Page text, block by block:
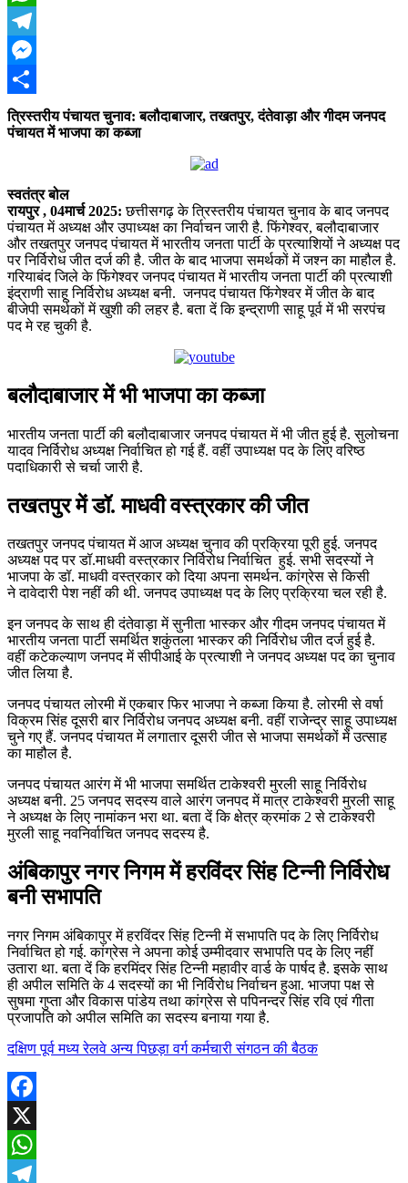
WhatsApp
Telegram
Messenger
Share
त्रिस्तरीय पंचायत चुनाव: बलौदाबाजार, तखतपुर, दंतेवाड़ा और गीदम जनपद
पंचायत में भाजपा का कब्जा
स्वतंत्र बोल
रायपुर , 04मार्च 2025: छत्तीसगढ़ के त्रिस्तरीय पंचायत चुनाव के बाद जनपद
पंचायत में अध्यक्ष और उपाध्यक्ष का निर्वाचन जारी है. फिंगेश्वर, बलौदाबाजार
और तखतपुर जनपद पंचायत में भारतीय जनता पार्टी के प्रत्याशियों ने अध्यक्ष पद
पर निर्विरोध जीत दर्ज की है. जीत के बाद भाजपा समर्थकों में जश्न का माहौल है.
गरियाबंद जिले के फिंगेश्वर जनपद पंचायत में भारतीय जनता पार्टी की प्रत्याशी
इंद्राणी साहू निर्विरोध अध्यक्ष बनी. जनपद पंचायत फिंगेश्वर में जीत के बाद
बीजेपी समर्थकों में खुशी की लहर है. बता दें कि इन्द्राणी साहू पूर्व में भी सरपंच
पद मे रह चुकी है.
बलौदाबाजार में भी भाजपा का कब्जा
भारतीय जनता पार्टी की बलौदाबाजार जनपद पंचायत में भी जीत हुई है. सुलोचना
यादव निर्विरोध अध्यक्ष निर्वाचित हो गई हैं. वहीं उपाध्यक्ष पद के लिए वरिष्ठ
पदाधिकारी से चर्चा जारी है.
तखतपुर में डॉ. माधवी वस्त्रकार की जीत
तखतपुर जनपद पंचायत में आज अध्यक्ष चुनाव की प्रक्रिया पूरी हुई. जनपद
अध्यक्ष पद पर डॉ.माधवी वस्त्रकार निर्विरोध निर्वाचित हुई. सभी सदस्यों ने
भाजपा के डॉ. माधवी वस्त्रकार को दिया अपना समर्थन. कांग्रेस से किसी
ने दावेदारी पेश नहीं की थी. जनपद उपाध्यक्ष पद के लिए प्रक्रिया चल रही है.
इन जनपद के साथ ही दंतेवाड़ा में सुनीता भास्कर और गीदम जनपद पंचायत में
भारतीय जनता पार्टी समर्थित शकुंतला भास्कर की निर्विरोध जीत दर्ज हुई है.
वहीं कटेकल्याण जनपद में सीपीआई के प्रत्याशी ने जनपद अध्यक्ष पद का चुनाव
जीत लिया है.
जनपद पंचायत लोरमी में एकबार फिर भाजपा ने कब्जा किया है. लोरमी से वर्षा
विक्रम सिंह दूसरी बार निर्विरोध जनपद अध्यक्ष बनी. वहीं राजेन्द्र साहू उपाध्यक्ष
चुने गए हैं. जनपद पंचायत में लगातार दूसरी जीत से भाजपा समर्थकों में उत्साह
का माहौल है.
जनपद पंचायत आरंग में भी भाजपा समर्थित टाकेश्वरी मुरली साहू निर्विरोध
अध्यक्ष बनी. 25 जनपद सदस्य वाले आरंग जनपद में मात्र टाकेश्वरी मुरली साहू
ने अध्यक्ष के लिए नामांकन भरा था. बता दें कि क्षेत्र क्रमांक 2 से टाकेश्वरी
मुरली साहू नवनिर्वाचित जनपद सदस्य है.
अंबिकापुर नगर निगम में हरविंदर सिंह टिन्नी निर्विरोध
बनी सभापति
नगर निगम अंबिकापुर में हरविंदर सिंह टिन्नी में सभापति पद के लिए निर्विरोध
निर्वाचित हो गई. कांग्रेस ने अपना कोई उम्मीदवार सभापति पद के लिए नहीं
उतारा था. बता दें कि हरमिंदर सिंह टिन्नी महावीर वार्ड के पार्षद है. इसके साथ
ही अपील समिति के 4 सदस्यों का भी निर्विरोध निर्वाचन हुआ. भाजपा पक्ष से
सुषमा गुप्ता और विकास पांडेय तथा कांग्रेस से पपिनन्दर सिंह रवि एवं गीता
प्रजापति को अपील समिति का सदस्य बनाया गया है.
दक्षिण पूर्व मध्य रेलवे अन्य पिछड़ा वर्ग कर्मचारी संगठन की बैठक
Facebook
X
WhatsApp